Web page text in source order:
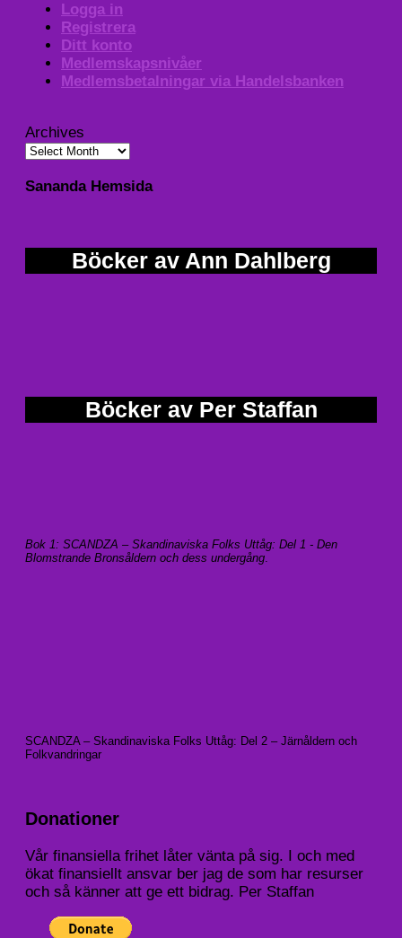
Logga in
Registrera
Ditt konto
Medlemskapsnivåer
Medlemsbetalningar via Handelsbanken
Archives
Sananda Hemsida
Böcker av Ann Dahlberg
Böcker av Per Staffan
Bok 1: SCANDZA – Skandinaviska Folks Uttåg: Del 1 - Den
Blomstrande Bronsåldern och dess undergång
SCANDZA – Skandinaviska Folks Uttåg: Del 2 – Järnåldern och
Folkvandringar
Donationer
Vår finansiella frihet låter vänta på sig. I och med
ökat finansiellt ansvar ber jag de som har resurser
och så känner att ge ett bidrag. Per Staffan